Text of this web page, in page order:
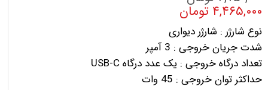
۴,۴۶۵,۰۰۰ تومان
نوع شارژر : شارژر دیواری
شدت جریان خروجی : 3 آمپر
تعداد درگاه خروجی : یک عدد درگاه USB-C
حداکثر توان خروجی : 45 وات